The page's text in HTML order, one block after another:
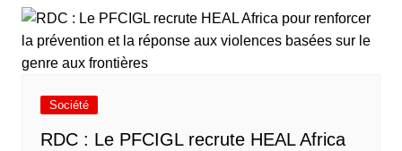
Société
RDC : Le PFCIGL recrute HEAL Africa